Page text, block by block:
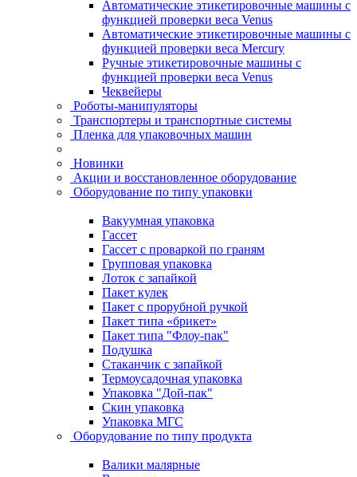
Автоматические этикетировочные машины с
функцией проверки веса Venus
Автоматические этикетировочные машины с
функцией проверки веса Mercury
Ручные этикетировочные машины с
функцией проверки веса Venus
Чеквейеры
Роботы-манипуляторы
Транспортеры и транспортные системы
Пленка для упаковочных машин
Новинки
Акции и восстановленное оборудование
Оборудование по типу упаковки
Вакуумная упаковка
Гассет
Гассет с проваркой по граням
Групповая упаковка
Лоток с запайкой
Пакет кулек
Пакет с прорубной ручкой
Пакет типа «брикет»
Пакет типа "Флоу-пак"
Подушка
Стаканчик с запайкой
Термоусадочная упаковка
Упаковка "Дой-пак"
Скин упаковка
Упаковка МГС
Оборудование по типу продукта
Валики малярные